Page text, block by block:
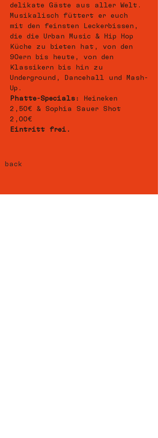
delikate Gäste aus aller Welt.
Musikalisch füttert er euch
mit den feinsten Leckerbissen,
die die Urban Music & Hip Hop
Küche zu bieten hat, von den
90ern bis heute, von den
Klassikern bis hin zu
Underground, Dancehall und Mash-
Up.
Phatte-Specials:
Heineken
2,50€ & Sophia Sauer Shot
2,00€
Eintritt frei.
back